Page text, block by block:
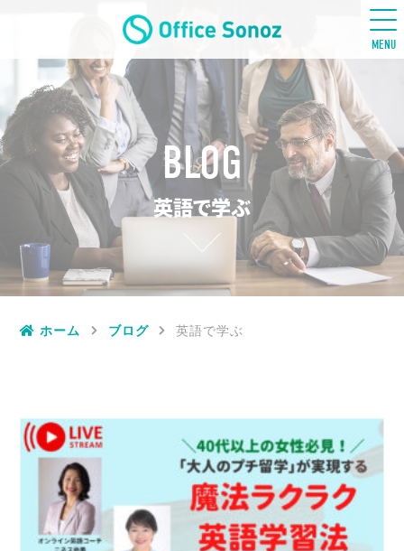
MENU
BLOG
英語で学ぶ
ホーム ブログ 英語で学ぶ